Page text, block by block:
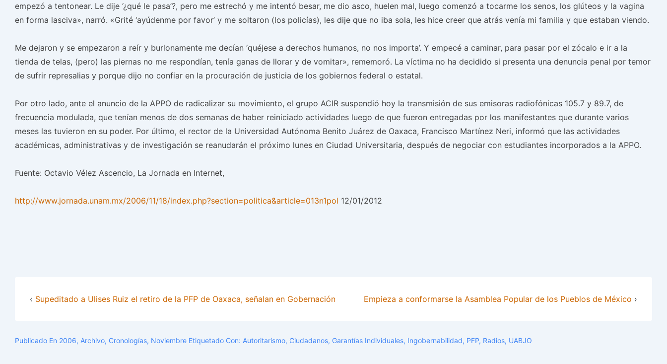
empezó a tentonear. Le dije ‘¿qué le pasa’?, pero me estrechó y me intentó besar, me dio asco, huelen mal, luego comenzó a tocarme los senos, los glúteos y la vagina
en forma lasciva», narró. «Grité ‘ayúdenme por favor’ y me soltaron (los policías), les dije que no iba sola, les hice creer que atrás venía mi familia y que estaban viendo.
Me dejaron y se empezaron a reír y burlonamente me decían ‘quéjese a derechos humanos, no nos importa’. Y empecé a caminar, para pasar por el zócalo e ir a la
tienda de telas, (pero) las piernas no me respondían, tenía ganas de llorar y de vomitar», rememoró. La víctima no ha decidido si presenta una denuncia penal por temor
de sufrir represalias y porque dijo no confiar en la procuración de justicia de los gobiernos federal o estatal.
Por otro lado, ante el anuncio de la APPO de radicalizar su movimiento, el grupo ACIR suspendió hoy la transmisión de sus emisoras radiofónicas 105.7 y 89.7, de
frecuencia modulada, que tenían menos de dos semanas de haber reiniciado actividades luego de que fueron entregadas por los manifestantes que durante varios
meses las tuvieron en su poder. Por último, el rector de la Universidad Autónoma Benito Juárez de Oaxaca, Francisco Martínez Neri, informó que las actividades
académicas, administrativas y de investigación se reanudarán el próximo lunes en Ciudad Universitaria, después de negociar con estudiantes incorporados a la APPO.
Fuente: Octavio Vélez Ascencio, La Jornada en Internet,
http://www.jornada.unam.mx/2006/11/18/index.php?section=politica&article=013n1pol 12/01/2012
‹ Supeditado a Ulises Ruiz el retiro de la PFP de Oaxaca, señalan en Gobernación Empieza a conformarse la Asamblea Popular de los Pueblos de México ›
Publicado En 2006, Archivo, Cronologías, Noviembre Etiquetado Con: Autoritarismo, Ciudadanos, Garantías Individuales, Ingobernabilidad, PFP, Radios, UABJO